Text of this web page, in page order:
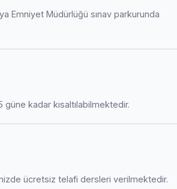
Emniyet Müdürlüğü sınav parkurunda
kadar kısaltılabilmektedir.
ücretsiz telafi dersleri verilmektedir.